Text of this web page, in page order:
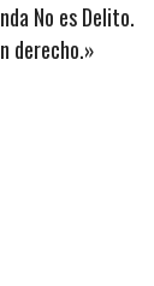
No es Delito.
derecho.»